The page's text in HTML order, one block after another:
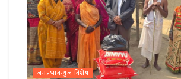
जनप्रभाबन्युज विशेष